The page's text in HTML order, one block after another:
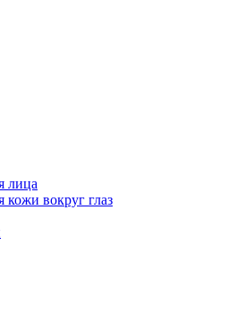
лица
вокруг глаз